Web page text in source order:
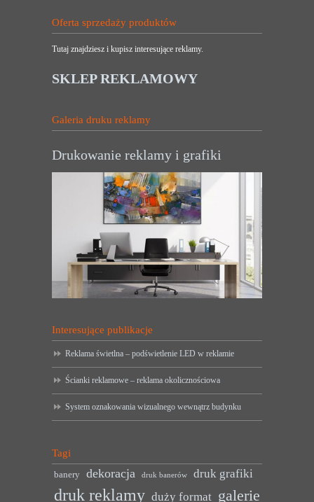
Oferta sprzedaży produktów
Tutaj znajdziesz i kupisz interesujące reklamy.
SKLEP REKLAMOWY
Galeria druku reklamy
Drukowanie reklamy i grafiki
Interesujące publikacje
Reklama świetlna – podświetlenie LED w reklamie
Ścianki reklamowe – reklama okolicznościowa
System oznakowania wizualnego wewnątrz budynku
Tagi
banery dekoracja druk banerów druk grafiki
druk reklamy duży format galerie